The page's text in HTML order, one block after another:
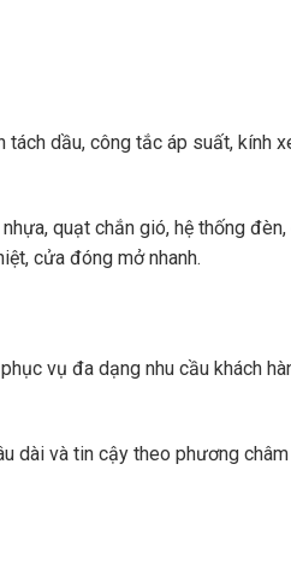
tách dầu, công tắc áp suất, kính
quạt chắn gió, hệ thống
cửa đóng mở nhanh.
vụ đa dạng nhu cầu khách
dài và tin cậy theo phương